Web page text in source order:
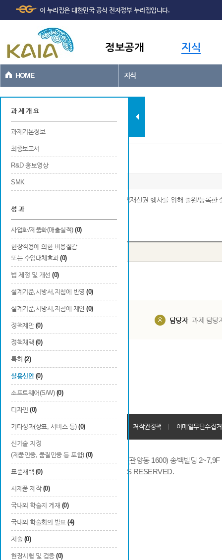
본문바로가기
이 누리집은 대한민국 공식 전자정부 누리집입니다.
정보공개 지식
HOME 지식
과제현황
과 제 개 요
과제기본정보
최종보고서
R&D 홍보영상
SMK
성 과
사업화/제품화(매출실적) (0)
현장적용에 의한 비용절감
또는 수입대체효과 (0)
법 제정 및 개선 (0)
설계기준,시방서,지침에 반영 (0)
설계기준,시방서,지침에 제안 (0)
정책제안 (0)
정책채택 (0)
특허 (2)
실용신안 (0)
소프트웨어(S/W) (0)
디자인 (0)
기타성과(상표, 서비스 등) (0)
신기술 지정
(제품인증, 품질인증 등 포함) (0)
표준채택 (0)
시제품 제작 (0)
국내외 학술지 게재 (0)
국내외 학술회의 발표 (4)
저술 (0)
현장시험 및 검증 (0)
실용신안
※ 연구개발 결과에 대해 국내 및 국외에서 지적재산권 행사를 위해 출원/등록한
Total0건
번호 출원국
담당자 과제 담당
개인정보처리방침 회원가입약관 저작권정책 이메일무단수집
14066 경기도 안양시 동안구 시민대로 286 (관양동 1600) 송백빌딩
COPYRIGHTS © 2014 KAIA, ALL RIGHTS RESERVED.